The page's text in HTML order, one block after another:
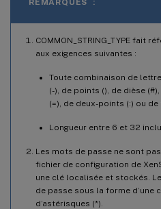
COMMON_STRING_TYPE fait
aux exigences suivantes :
Toute combinaison de
(-), de points (), de dièse
(=), de deux-points (:) ou
Longueur entre 6 et 32
Les mots de passe ne sont
fichier de configuration de
une clé localisée et stockés. Le
de passe sous la forme d’une
d’astérisques (*).